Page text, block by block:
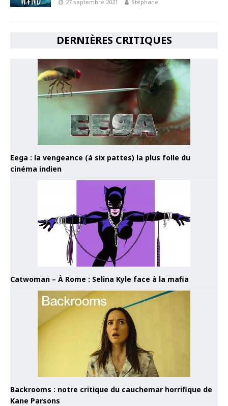
27 septembre 2021 Stéphane
DERNIÈRES CRITIQUES
Eega : la vengeance (à six pattes) la plus folle du
cinéma indien
Catwoman – À Rome : Selina Kyle face à la mafia
Backrooms : notre critique du cauchemar horrifique de
Kane Parsons